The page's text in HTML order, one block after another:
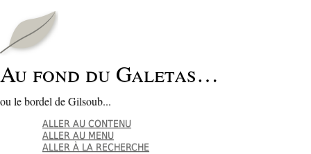
Au fond du Galetas…
ou le bordel de Gilsoub...
ALLER AU CONTENU
ALLER AU MENU
ALLER À LA RECHERCHE